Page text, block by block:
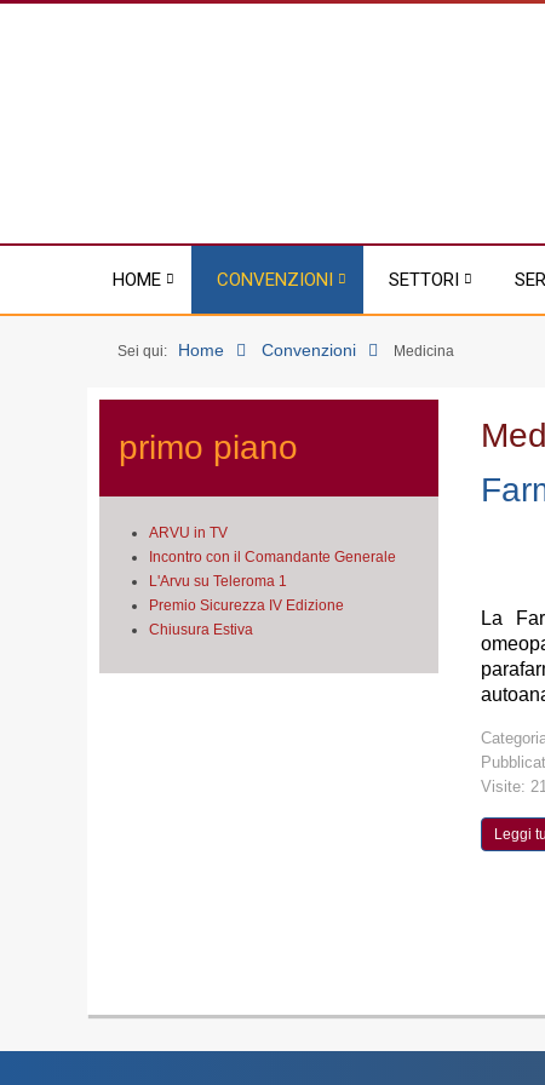
HOME CONVENZIONI SETTORI
Sei qui: Home Convenzioni Medicina
La
Visite:
Leggi
primo piano
ARVU in TV
Incontro con il Comandante Generale
L'Arvu su Teleroma 1
Premio Sicurezza IV Edizione
Chiusura Estiva